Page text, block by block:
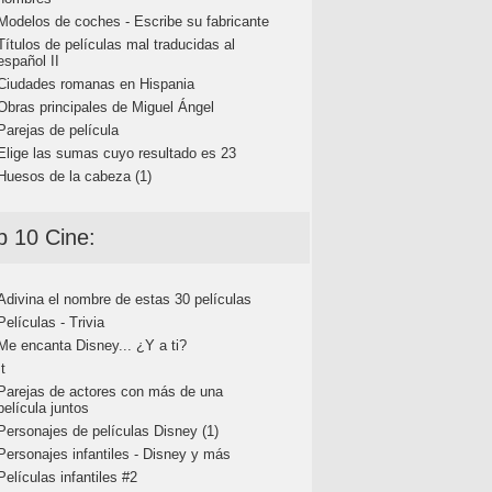
de coches - Escribe su fabricante
de películas mal traducidas al
II
romanas en Hispania
principales de Miguel Ángel
de película
las sumas cuyo resultado es 23
de la cabeza (1)
10 Cine:
el nombre de estas 30 películas
- Trivia
encanta Disney... ¿Y a ti?
de actores con más de una
juntos
de películas Disney (1)
infantiles - Disney y más
infantiles #2